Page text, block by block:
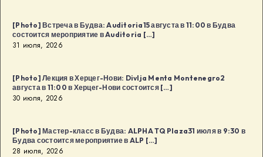
[Photo] Встреча в Будва: Auditoria15 августа в 11:00 в Будва
состоится мероприятие в Auditoria […]
31 июля, 2026
[Photo] Лекция в Херцег-Нови: Divlja Menta Montenegro2
августа в 11:00 в Херцег-Нови состоится […]
30 июля, 2026
[Photo] Мастер-класс в Будва: ALPHA TQ Plaza31 июля в 9:30 в
Будва состоится мероприятие в ALP […]
28 июля, 2026